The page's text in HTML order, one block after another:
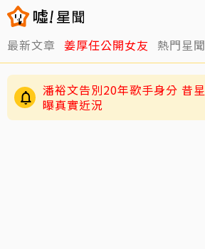
最新文章 姜厚任公開女友 熱門星聞
潘裕文告別20年歌手身分 昔星光幫周定緯1句話
曝真實近況